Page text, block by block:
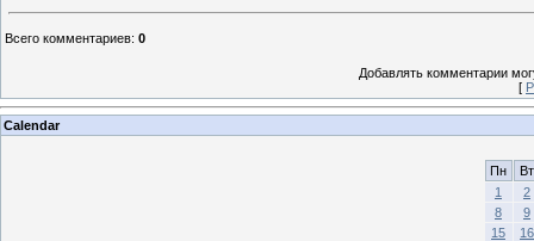
Всего комментариев: 0
Добавлять комментарии
[
Calendar
Пн
Вт
1
2
8
9
15
16